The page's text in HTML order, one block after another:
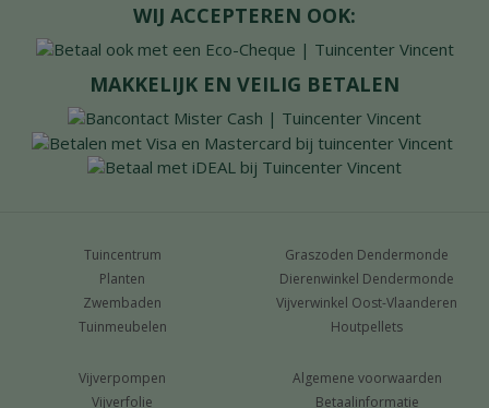
WIJ ACCEPTEREN OOK:
MAKKELIJK EN VEILIG BETALEN
Tuincentrum
Planten
Zwembaden
Tuinmeubelen
Graszoden Dendermonde
Dierenwinkel Dendermonde
Vijverwinkel Oost-Vlaanderen
Houtpellets
Vijverpompen
Vijverfolie
Algemene voorwaarden
Betaalinformatie